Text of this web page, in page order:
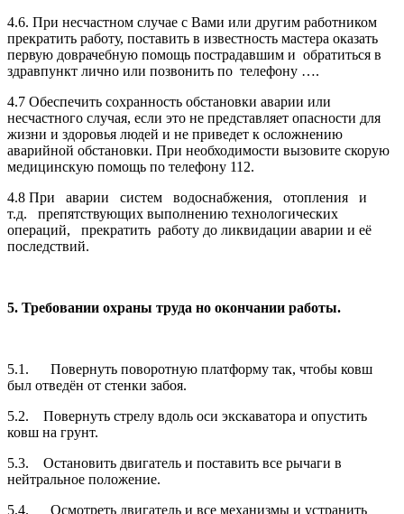
4.6. При несчастном случае с Вами или другим работником
прекратить работу, поставить в известность мастера оказать
первую доврачебную помощь пострадавшим и обратиться в
здравпункт лично или позвонить по телефону ….
4.7 Обеспечить сохранность обстановки аварии или
несчастного случая, если это не представляет опасности для
жизни и здоровья людей и не приведет к осложнению
аварийной обстановки. При необходимости вызовите скорую
медицинскую помощь по телефону 112.
4.8 При аварии систем водоснабжения, отопления и
т.д. препятствующих выполнению технологических
операций, прекратить работу до ликвидации аварии и её
последствий.
5. Требовании охраны труда но окончании работы.
5.1. Повернуть поворотную платформу так, чтобы ковш
был отведён от стенки забоя.
5.2. Повернуть стрелу вдоль оси экскаватора и опустить
ковш на грунт.
5.3. Остановить двигатель и поставить все рычаги в
нейтральное положение.
5.4. Осмотреть двигатель и все механизмы и устранить